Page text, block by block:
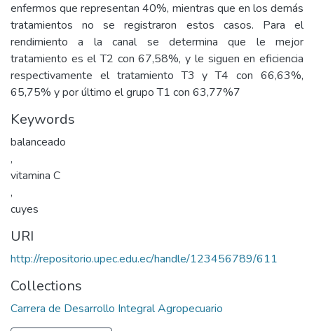
enfermos que representan 40%, mientras que en los demás
tratamientos no se registraron estos casos. Para el
rendimiento a la canal se determina que le mejor
tratamiento es el T2 con 67,58%, y le siguen en eficiencia
respectivamente el tratamiento T3 y T4 con 66,63%,
65,75% y por último el grupo T1 con 63,77%7
Keywords
balanceado
,
vitamina C
,
cuyes
URI
http://repositorio.upec.edu.ec/handle/123456789/611
Collections
Carrera de Desarrollo Integral Agropecuario